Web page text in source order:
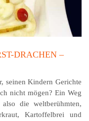
DRACHEN –
seinen Kindern Gerichte
nicht mögen? Ein Weg
die weltberühmten,
Kartoffelbrei und